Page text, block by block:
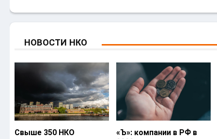
НОВОСТИ НКО
Свыше 350 НКО
«Ъ‎»: компании в РФ в